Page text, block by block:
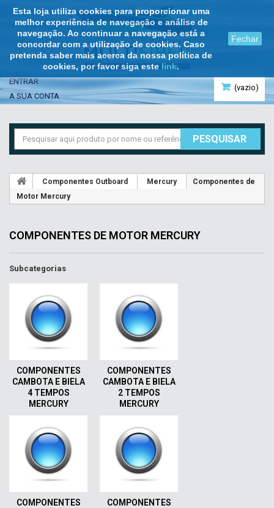
Esta loja utiliza cookies para proporcionar uma
melhor experiência de navegação e análise de
navegação. Ao continuar a navegação está a
concordar com a utilização de cookies. Caso
pretenda saber mais acerca da nossa política de
cookies, por favor siga este link.
Fechar
(vazio)
ENTRAR
A SUA CONTA
PESQUISAR
Componentes Outboard Mercury
Componentes de
Motor Mercury
COMPONENTES DE MOTOR MERCURY
Subcategorias
COMPONENTES
CAMBOTA E BIELA
4 TEMPOS
MERCURY
COMPONENTES
CAMBOTA E BIELA
2 TEMPOS
MERCURY
COMPONENTES
COMPONENTES